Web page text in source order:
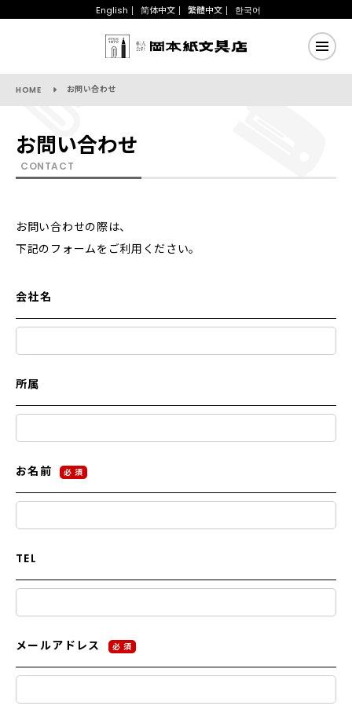
English 简体中文 繁體中文 한국어
HOME お問い合わせ
お問い合わせ
CONTACT
お問い合わせの際は、
下記のフォームをご利用ください。
会社名
所属
お名前 必 須
TEL
メールアドレス 必 須